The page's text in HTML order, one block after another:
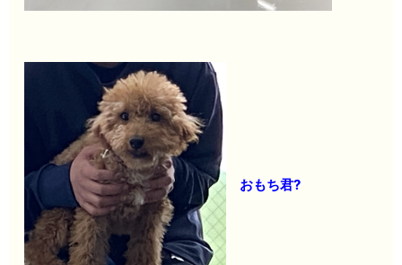
おもち君?